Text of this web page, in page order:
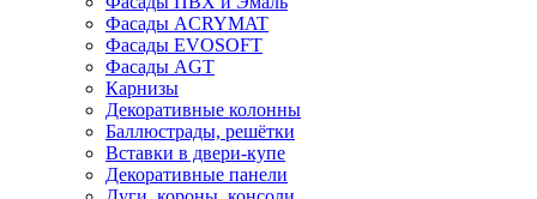
Фасады ACRYMAT
Фасады EVOSOFT
Фасады AGT
Карнизы
Декоративные колонны
Баллюстрады, решётки
Вставки в двери-купе
Декоративные панели